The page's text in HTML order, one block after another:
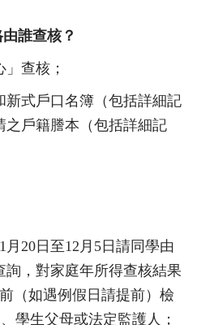
誰查核？
查核；
新式戶口名簿（包括詳細記
之戶籍謄本（包括詳細記
月 20日至12 月 5日請同學由
詢，對家庭年所得查核結果
（如遇例假日請提前）檢
學生父母或法定監護人；